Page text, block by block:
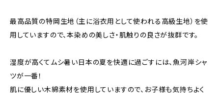
最高品質の特岡生地（主に浴衣用として使われる高級生地）を使
用していますので、本染めの美しさ・肌触りの良さが抜群です。
湿度が高くてムシ暑い日本の夏を快適に過ごすには、魚河岸シャ
ツが一番！
肌に優しい木綿素材を使用していますので、お子様も気持ちよく